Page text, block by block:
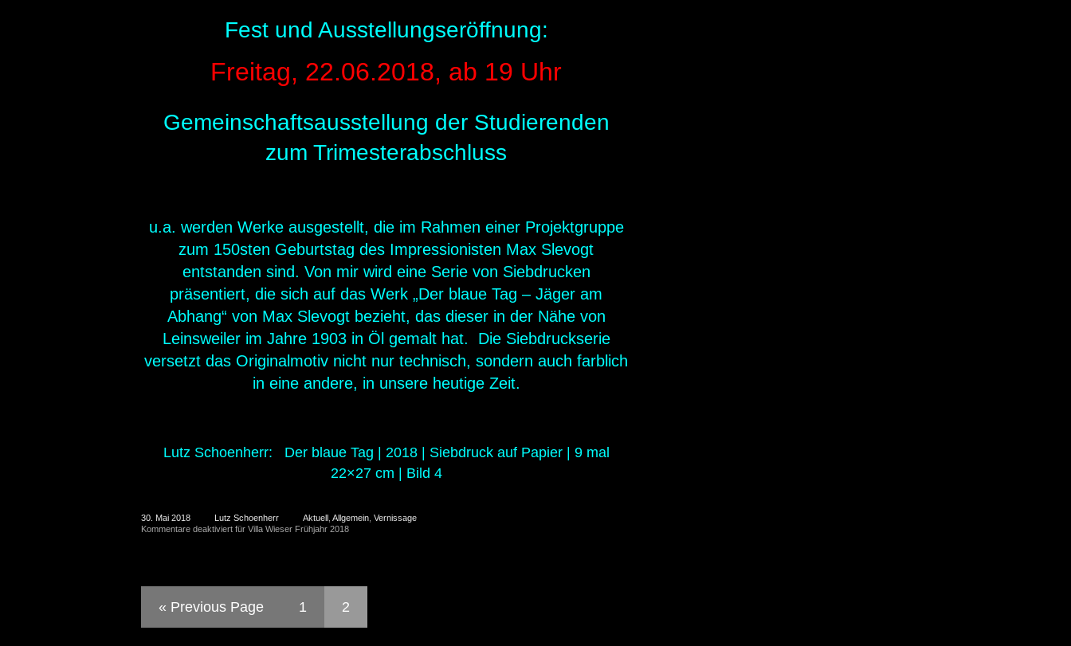
Fest und Ausstellungseröffnung:
Freitag, 22.06.2018, ab 19 Uhr
Gemeinschaftsausstellung der Studierenden
zum Trimesterabschluss
u.a. werden Werke ausgestellt, die im Rahmen einer Projektgruppe
zum 150sten Geburtstag des Impressionisten Max Slevogt
entstanden sind. Von mir wird eine Serie von Siebdrucken
präsentiert, die sich auf das Werk „Der blaue Tag – Jäger am
Abhang“ von Max Slevogt bezieht, das dieser in der Nähe von
Leinsweiler im Jahre 1903 in Öl gemalt hat. Die Siebdruckserie
versetzt das Originalmotiv nicht nur technisch, sondern auch farblich
in eine andere, in unsere heutige Zeit.
Lutz Schoenherr: Der blaue Tag | 2018 | Siebdruck auf Papier | 9 mal
22×27 cm | Bild 4
30. Mai 2018 Lutz Schoenherr Aktuell Allgemein Vernissage
Kommentare deaktiviert für Villa Wieser Frühjahr 2018
« Previous Page 1 2